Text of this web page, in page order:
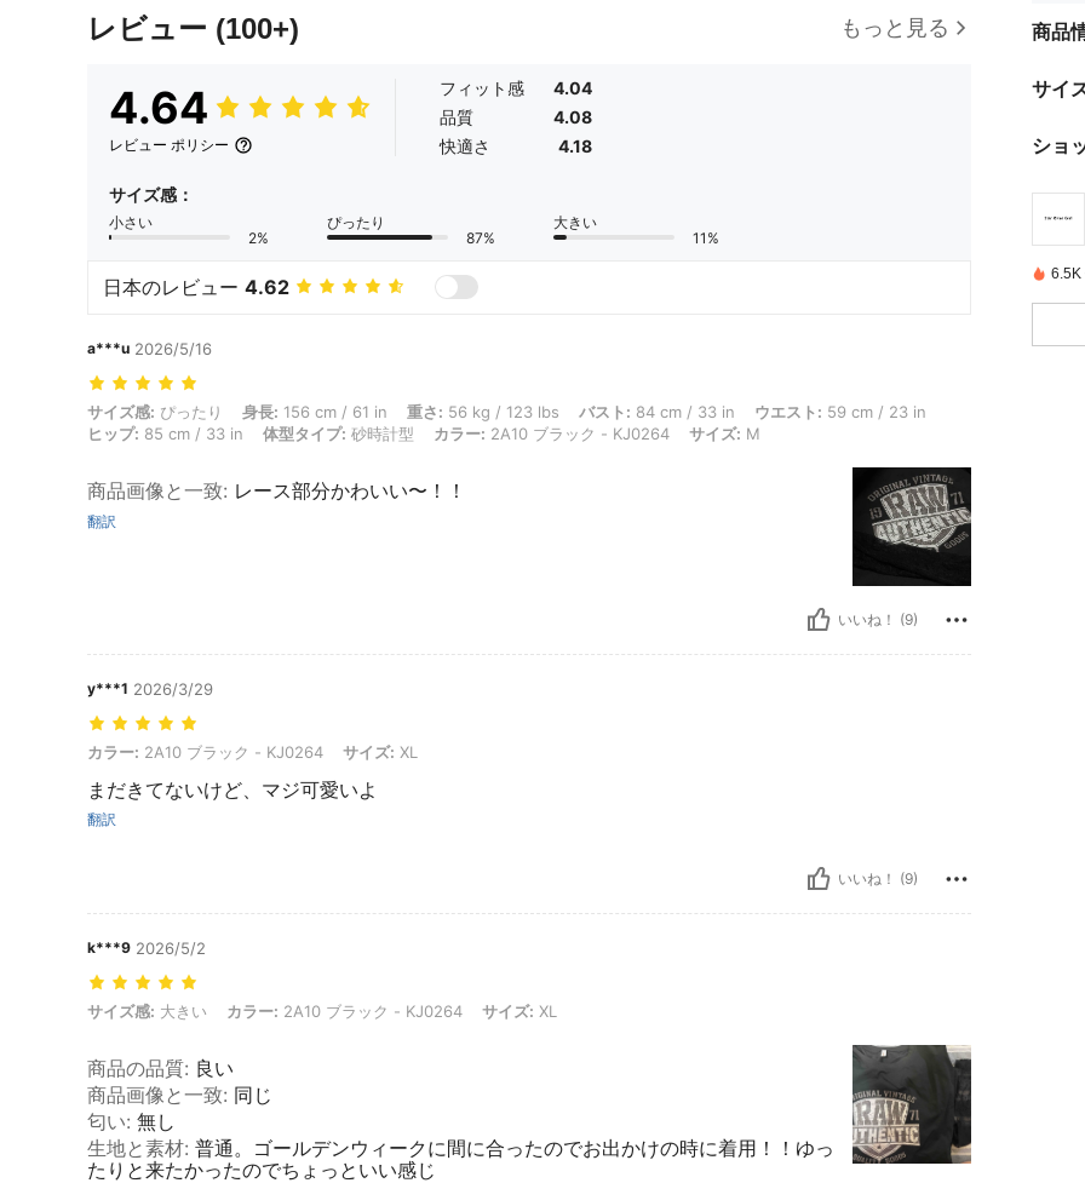
レビュー (100+) もっと見る
4.64
レビュー ポリシー
フィット感
4.04
品質
4.08
快適さ
4.18
サイズ感：
小さい
2%
ぴったり
87%
大きい
11%
日本のレビュー 4.62
a***u 2026/5/16
サイズ感: ぴったり, 身長: 156 cm / 61 in, 重さ: 56 kg / 123 lbs, バスト: 84 cm / 33 in, ウエスト: 59 cm / 23 in, ヒップ: 85 cm / 33 in, 体型タイプ: 砂時計
サイズ感: ぴったり 身長: 156 cm / 61 in 重さ: 56 kg / 123 lbs バスト: 84 cm / 33 in ウエスト: 59 cm / 23 in
ヒップ: 85 cm / 33 in 体型タイプ: 砂時計型 カラー: 2A10 ブラック - KJ0264 サイズ: M
商品画像と一致: レース部分かわいい〜！！
翻訳
いいね！ (9)
y***1 2026/3/29
カラー: 2A10 ブラック - KJ0264, サイズ: XL
カラー: 2A10 ブラック - KJ0264 サイズ: XL
まだきてないけど、マジ可愛いよ
翻訳
いいね！ (9)
k***9 2026/5/2
サイズ感: 大きい, カラー: 2A10 ブラック - KJ0264, サイズ: XL
サイズ感: 大きい カラー: 2A10 ブラック - KJ0264 サイズ: XL
商品の品質: 良い
商品画像と一致: 同じ
匂い: 無し
生地と素材: 普通。ゴールデンウィークに間に合ったのでお出かけの時に着用！！ゆっ
たりと来たかったのでちょっといい感じ
商品
サイ
ショ
6.5K